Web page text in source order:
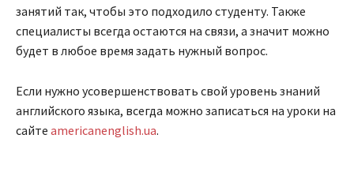
занятий так, чтобы это подходило студенту. Также
специалисты всегда остаются на связи, а значит можно
будет в любое время задать нужный вопрос.
Если нужно усовершенствовать свой уровень знаний
английского языка, всегда можно записаться на уроки на
сайте americanenglish.ua.